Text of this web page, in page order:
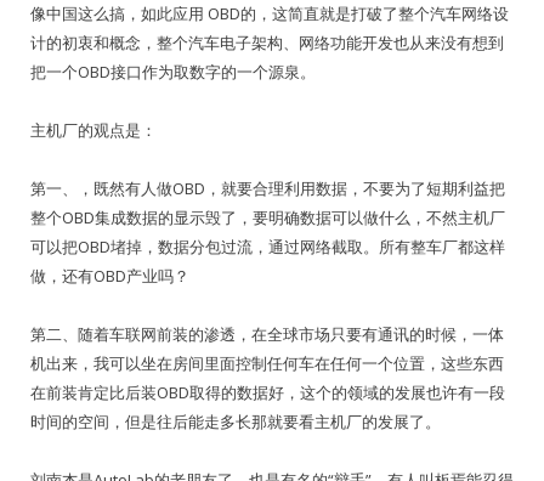
像中国这么搞，如此应用 OBD的，这简直就是打破了整个汽车网络设
计的初衷和概念，整个汽车电子架构、网络功能开发也从来没有想到
把一个OBD接口作为取数字的一个源泉。
主机厂的观点是：
第一、，既然有人做OBD，就要合理利用数据，不要为了短期利益把
整个OBD集成数据的显示毁了，要明确数据可以做什么，不然主机厂
可以把OBD堵掉，数据分包过流，通过网络截取。所有整车厂都这样
做，还有OBD产业吗？
第二、随着车联网前装的渗透，在全球市场只要有通讯的时候，一体
机出来，我可以坐在房间里面控制任何车在任何一个位置，这些东西
在前装肯定比后装OBD取得的数据好，这个的领域的发展也许有一段
时间的空间，但是往后能走多长那就要看主机厂的发展了。